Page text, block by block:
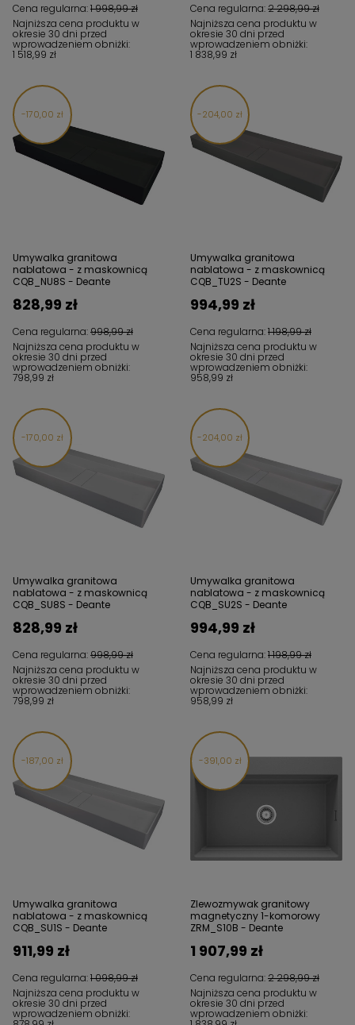
Cena regularna:1 998,99 zł
Najniższa cena produktu w
okresie 30 dni przed
wprowadzeniem obniżki:
1 518,99 zł
Cena regularna:2 298,99 zł
Najniższa cena produktu w
okresie 30 dni przed
wprowadzeniem obniżki:
1 838,99 zł
170,00 zł
Umywalka granitowa
nablatowa - z maskownicą
CQB_NU8S - Deante
Cena regularna:998,99 zł
828,99 zł
Najniższa cena produktu w
okresie 30 dni przed
wprowadzeniem obniżki:
798,99 zł
204,00 zł
Umywalka granitowa
nablatowa - z maskownicą
CQB_TU2S - Deante
Cena regularna:1 198,99 zł
994,99 zł
Najniższa cena produktu w
okresie 30 dni przed
wprowadzeniem obniżki:
958,99 zł
170,00 zł
Umywalka granitowa
nablatowa - z maskownicą
CQB_SU8S - Deante
Cena regularna:998,99 zł
828,99 zł
Najniższa cena produktu w
okresie 30 dni przed
wprowadzeniem obniżki:
798,99 zł
204,00 zł
Umywalka granitowa
nablatowa - z maskownicą
CQB_SU2S - Deante
Cena regularna:1 198,99 zł
994,99 zł
Najniższa cena produktu w
okresie 30 dni przed
wprowadzeniem obniżki:
958,99 zł
187,00 zł
Umywalka granitowa
nablatowa - z maskownicą
CQB_SU1S - Deante
Cena regularna:1 098,99 zł
911,99 zł
Najniższa cena produktu w
okresie 30 dni przed
wprowadzeniem obniżki:
391,00 zł
Zlewozmywak granitowy
magnetyczny 1-komorowy
ZRM_S10B - Deante
Cena regularna:2 298,99 zł
1 907,99 zł
Najniższa cena produktu w
okresie 30 dni przed
wprowadzeniem obniżki: